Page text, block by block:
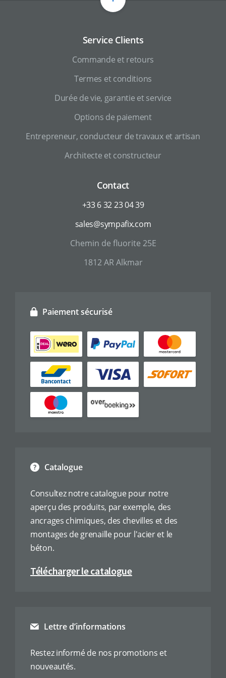
Service Clients
Commande et retours
Termes et conditions
Durée de vie, garantie et service
Options de paiement
Entrepreneur, conducteur de travaux et artisan
Architecte et constructeur
Contact
+33 6 32 23 04 39
sales@sympafix.com
Chemin de fluorite 25E
1812 AR Alkmar
Catalogue
Consultez notre catalogue pour notre
aperçu des produits, par exemple, des
ancrages chimiques, des chevilles et des
montages de grenaille pour l'acier et le
béton.
Télécharger le catalogue
Paiement sécurisé
Lettre d’informations
Restez informé de nos promotions et
nouveautés.